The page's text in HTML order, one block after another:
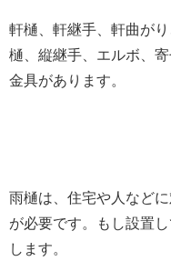
軒樋、軒継手、軒曲が
樋、縦継手、エルボ、
金具があります。
雨樋は、住宅や人など
が必要です。もし設置
します。